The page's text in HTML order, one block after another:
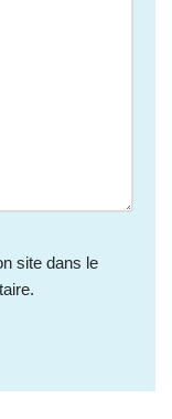
site dans le